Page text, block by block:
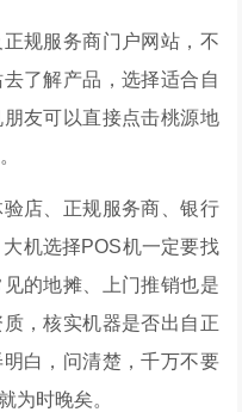
规服务商门户网站，不
了解产品，选择适合自
友可以直接点击桃源地
店、正规服务商、银行
机选择POS机一定要找
的地摊、上门推销也是
，核实机器是否出自正
白，问清楚，千万不要
为时晚矣。